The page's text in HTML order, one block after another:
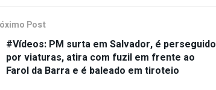
Post
#Vídeos: PM surta em Salvador, é perseguido
por viaturas, atira com fuzil em frente ao
Farol da Barra e é baleado em tiroteio